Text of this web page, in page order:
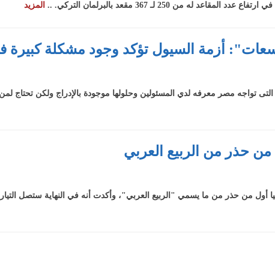
من 250 لـ 367 مقعد بالبرلمان التركي. ..
المزيد
أزمة السيول تؤكد وجود مشكلة كبيرة
تواجه مصر معرفه لدي المسئولين وحلولها موجودة بالإدراج ولكن تحتاج
حذر من الربيع العربي
من حذر من ما يسمي "الربيع العربي"، وأكدت أنه في النهاية ستصل